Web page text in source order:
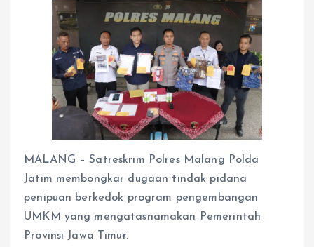
MALANG – Satreskrim Polres Malang Polda
Jatim membongkar dugaan tindak pidana
penipuan berkedok program pengembangan
UMKM yang mengatasnamakan Pemerintah
Provinsi Jawa Timur.